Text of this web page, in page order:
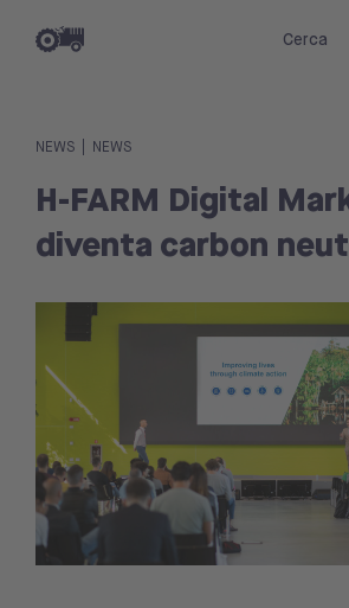
Cerca
NEWS NEWS
H-FARM Digital
diventa carbon